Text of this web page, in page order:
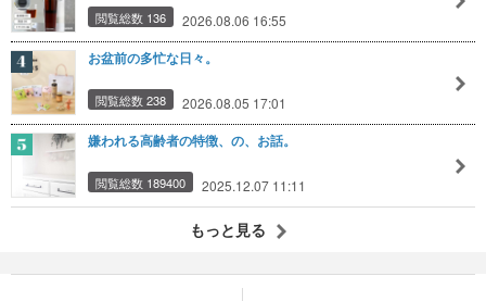
閲覧総数 136 2026.08.06 16:55
お盆前の多忙な日々。
閲覧総数 238 2026.08.05 17:01
嫌われる高齢者の特徴、の、お話。
閲覧総数 189400 2025.12.07 11:11
もっと見る